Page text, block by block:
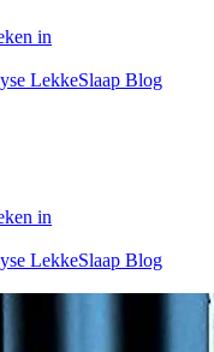
in
LekkeSlaap Blog
in
LekkeSlaap Blog